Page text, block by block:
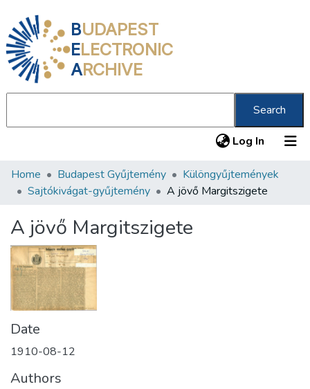
BUDAPEST
ELECTRONIC
ARCHIVE
Search
Log In (current)
Communities & Collections
Statistics
About us
Home Budapest Gyűjtemény
Különgyűjtemények
Sajtókivágat-gyűjtemény
A jövő Margitszigete
A jövő Margitszigete
Date
1910-08-12
Authors